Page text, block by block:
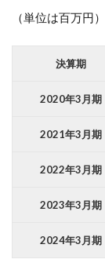
（単位は百万円）
決算期
2020年3月期
2021年3月期
2022年3月期
2023年3月期
2024年3月期